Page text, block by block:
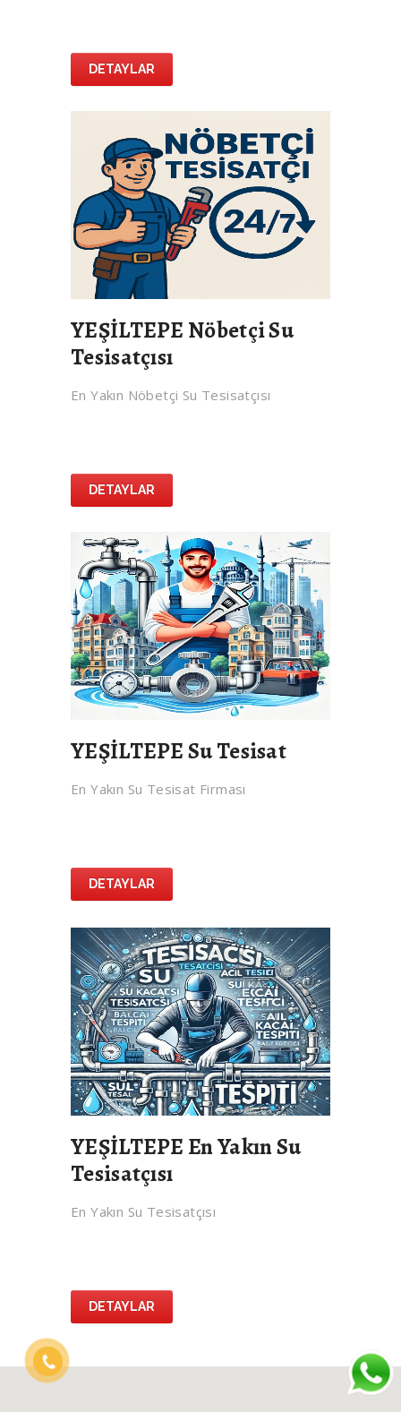
DETAYLAR
YEŞİLTEPE Nöbetçi Su
Tesisatçısı
En Yakın Nöbetçi Su Tesisatçısı
DETAYLAR
YEŞİLTEPE Su Tesisat
En Yakın Su Tesisat Firması
DETAYLAR
YEŞİLTEPE En Yakın Su
Tesisatçısı
En Yakın Su Tesisatçısı
DETAYLAR